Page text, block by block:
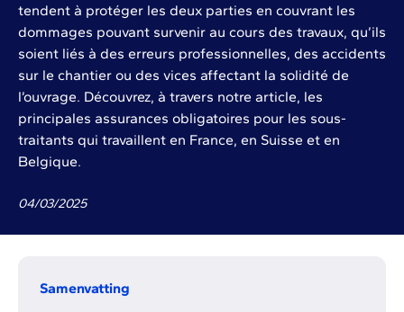
tendent à protéger les deux parties en couvrant les
dommages pouvant survenir au cours des travaux, qu’ils
soient liés à des erreurs professionnelles, des accidents
sur le chantier ou des vices affectant la solidité de
l’ouvrage. Découvrez, à travers notre article, les
principales assurances obligatoires pour les sous-
traitants qui travaillent en France, en Suisse et en
Belgique.
04/03/2025
Samenvatting